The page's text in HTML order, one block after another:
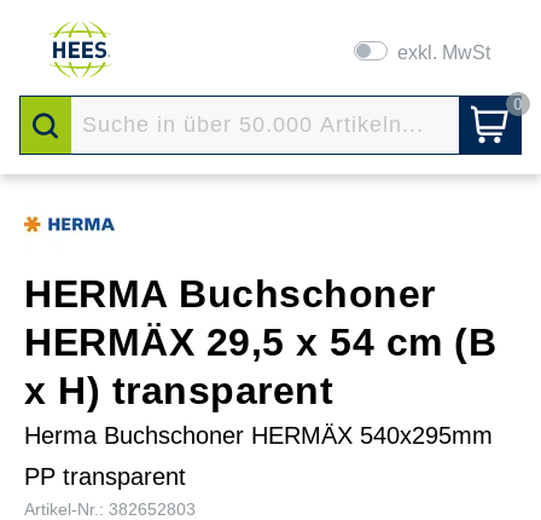
exkl. MwSt
0
HERMA Buchschoner
HERMÄX 29,5 x 54 cm (B
x H) transparent
Herma Buchschoner HERMÄX 540x295mm
PP transparent
Artikel-Nr.: 382652803